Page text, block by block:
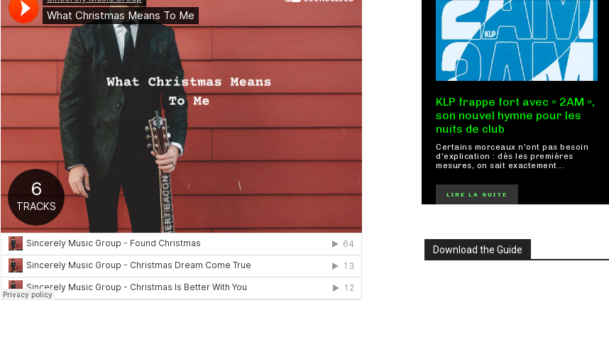
KLP frappe fort avec « 2AM »,
son nouvel hymne pour les
nuits de club
Certains morceaux n'ont pas besoin
d'explication : dès les premières
mesures, on sait exactement...
LIRE LA SUITE
Download the Guide